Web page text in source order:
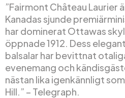
”Fairmont Château Laurier
Kanadas sjunde
har dominerat Ottawas
öppnade 1912. Dess
balsalar har bevittnat
evenemang och
nästan lika igenkännligt
Hill.” – Telegraph.